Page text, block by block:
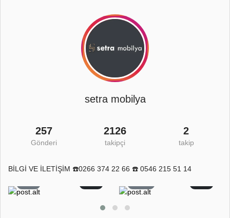
setra mobilya
257
Gönderi
2126
takipçi
2
takip
BİLGİ VE İLETİŞİM ☎️0266 374 22 66 ☎️ 0546 215 51 14